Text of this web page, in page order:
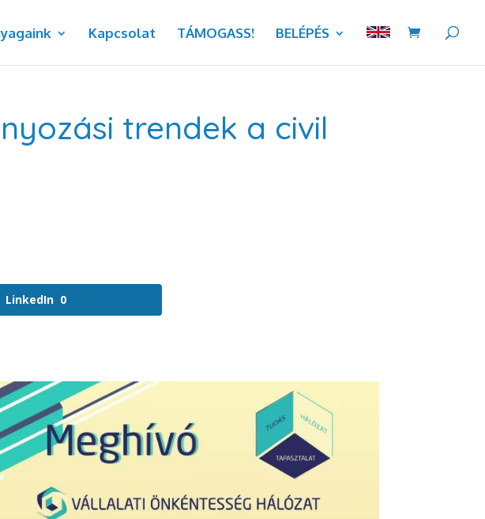
Kapcsolat TÁMOGASS! BELÉPÉS
trendek a civil
LinkedIn 0
Facebook LinkedIn